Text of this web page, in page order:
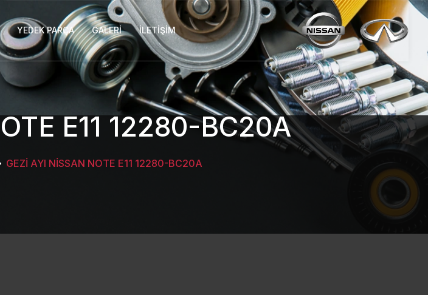
YEDEK PARÇA GALERI İLETIŞIM
E11 12280-BC20A
GEZİ AYI NİSSAN NOTE E11 12280-BC20A